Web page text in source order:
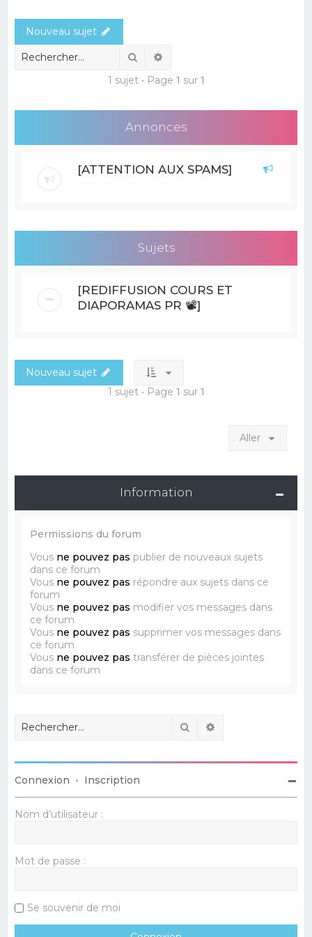
r
Nouveau sujet
Rechercher
1 sujet • Page 1 sur 1
Annonces
[ATTENTION AUX SPAMS]
Sujets
[REDIFFUSION COURS ET
DIAPORAMAS PR 📽]
Nouveau sujet
1 sujet • Page 1 sur 1
Aller
Information
Permissions du forum
Vous ne pouvez pas publier de nouveaux sujets
dans ce forum
Vous ne pouvez pas répondre aux sujets dans ce
forum
Vous ne pouvez pas modifier vos messages dans
ce forum
Vous ne pouvez pas supprimer vos messages dans
ce forum
Vous ne pouvez pas transférer de pièces jointes
dans ce forum
Rechercher
Connexion • Inscription
Nom d’utilisateur :
Mot de passe :
Se souvenir de moi